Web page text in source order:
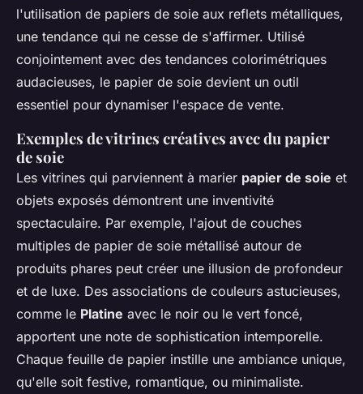
l'utilisation de papiers de soie aux reflets métalliques,
une tendance qui ne cesse de s'affirmer. Utilisé
conjointement avec des tendances colorimétriques
audacieuses, le papier de soie devient un outil
essentiel pour dynamiser l'espace de vente.
Exemples de vitrines créatives avec du papier
de soie
Les vitrines qui parviennent à marier papier de soie et
objets exposés démontrent une inventivité
spectaculaire. Par exemple, l'ajout de couches
multiples de papier de soie métallisé autour de
produits phares peut créer une illusion de profondeur
et de luxe. Des associations de couleurs astucieuses,
comme le Platine avec le noir ou le vert foncé,
apportent une note de sophistication intemporelle.
Chaque feuille de papier instille une ambiance unique,
qu'elle soit festive, romantique, ou minimaliste.